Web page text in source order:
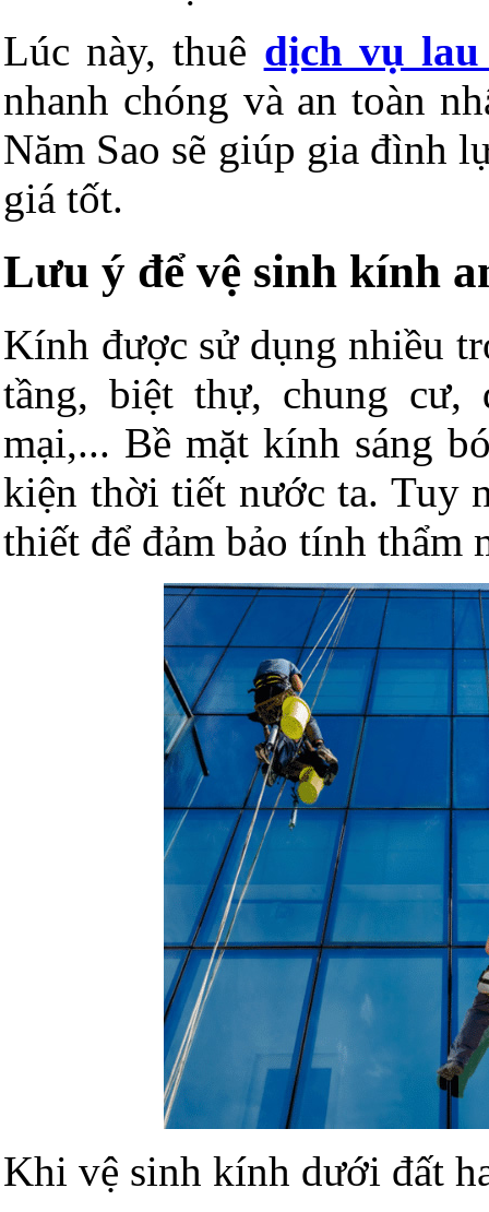
Lúc này, thuê dịch vụ
nhanh chóng và an toàn
Năm Sao sẽ giúp gia đình
giá tốt.
Lưu ý để vệ sinh kính
Kính được sử dụng nhiều
tầng, biệt thự, chung cư,
mại,... Bề mặt kính sáng
kiện thời tiết nước ta. Tuy
thiết để đảm bảo tính thẩm
Khi vệ sinh kính dưới đất